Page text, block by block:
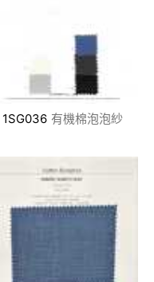
1SG036 有機棉泡泡紗